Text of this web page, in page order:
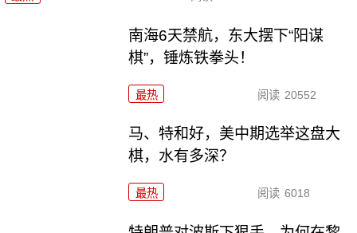
南海6天禁航，东大摆下“阳谋
棋”，锤炼铁拳头！
最热 阅读 20552
马、特和好，美中期选举这盘大
棋，水有多深？
最热 阅读 6018